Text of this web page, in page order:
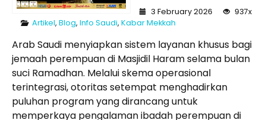
3 February 2026
937x
Artikel, Blog, Info Saudi, Kabar Mekkah
Arab Saudi menyiapkan sistem layanan khusus bagi
jemaah perempuan di Masjidil Haram selama bulan
suci Ramadhan. Melalui skema operasional
terintegrasi, otoritas setempat menghadirkan
puluhan program yang dirancang untuk
memperkaya pengalaman ibadah perempuan di